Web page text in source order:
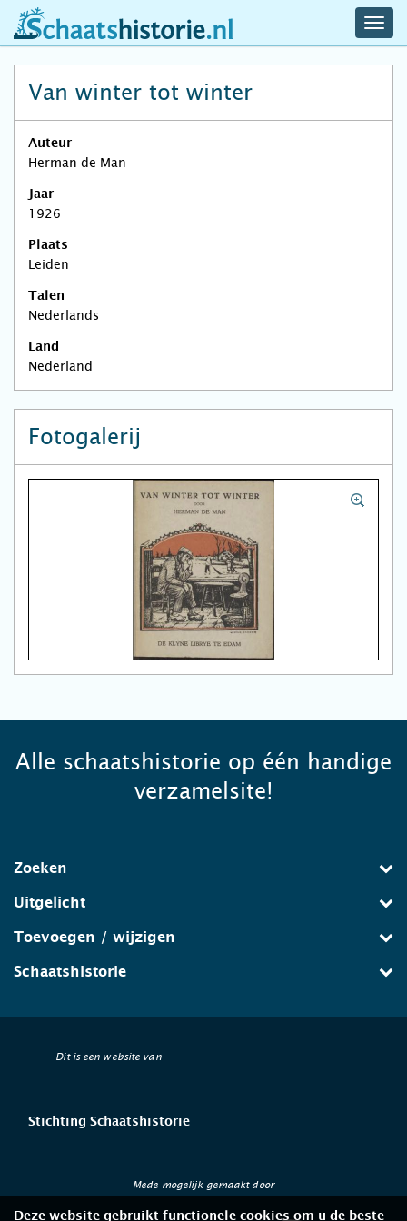
schaatshistorie.nl
Van winter tot winter
Auteur
Herman de Man
Jaar
1926
Plaats
Leiden
Talen
Nederlands
Land
Nederland
Fotogalerij
Alle schaatshistorie op één handige
verzamelsite!
Zoeken
Uitgelicht
Toevoegen / wijzigen
Schaatshistorie
Dit is een website van
Stichting Schaatshistorie
Mede mogelijk gemaakt door
Deze website gebruikt functionele cookies om u de beste